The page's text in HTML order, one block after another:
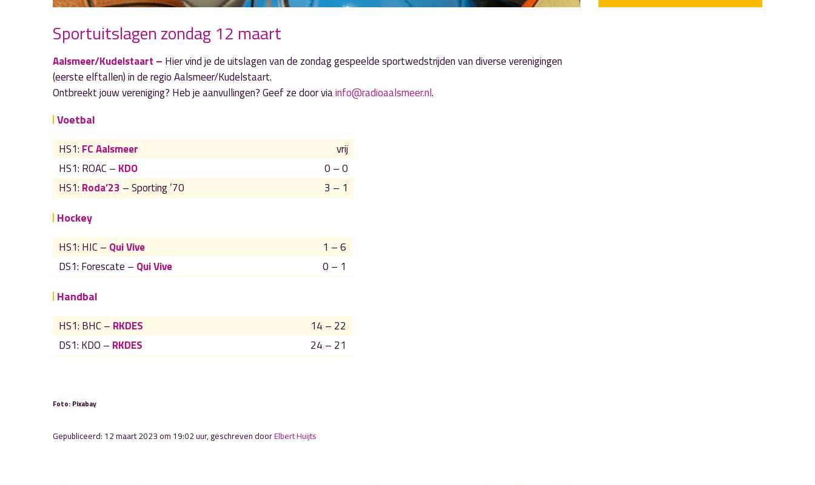
Sportuitslagen zondag 12 maart
Aalsmeer/Kudelstaart – Hier vind je de uitslagen van de zondag gespeelde sportwedstrijden van diverse verenigingen
(eerste elftallen) in de regio Aalsmeer/Kudelstaart.
Ontbreekt jouw vereniging? Heb je aanvullingen? Geef ze door viainfo@radioaalsmeer.nl.
Voetbal
HS1: FC Aalsmeer
vrij
HS1: ROAC – KDO
0 – 0
HS1: Roda’23 – Sporting ’70 3 – 1
Hockey
HS1: HIC – Qui Vive
1 – 6
DS1: Forescate – Qui Vive 0 – 1
Handbal
HS1: BHC – RKDES
14 – 22
DS1: KDO – RKDES 24 – 21
Foto: Pixabay
Gepubliceerd: 12 maart 2023 om 19:02 uur, geschreven doorElbert Huijts